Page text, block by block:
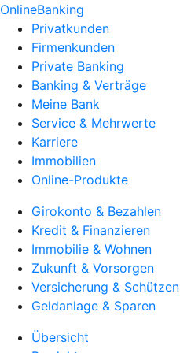
OnlineBanking
Privatkunden
Firmenkunden
Private Banking
Banking & Verträge
Meine Bank
Service & Mehrwerte
Karriere
Immobilien
Online-Produkte
Girokonto & Bezahlen
Kredit & Finanzieren
Immobilie & Wohnen
Zukunft & Vorsorgen
Versicherung & Schützen
Geldanlage & Sparen
Übersicht